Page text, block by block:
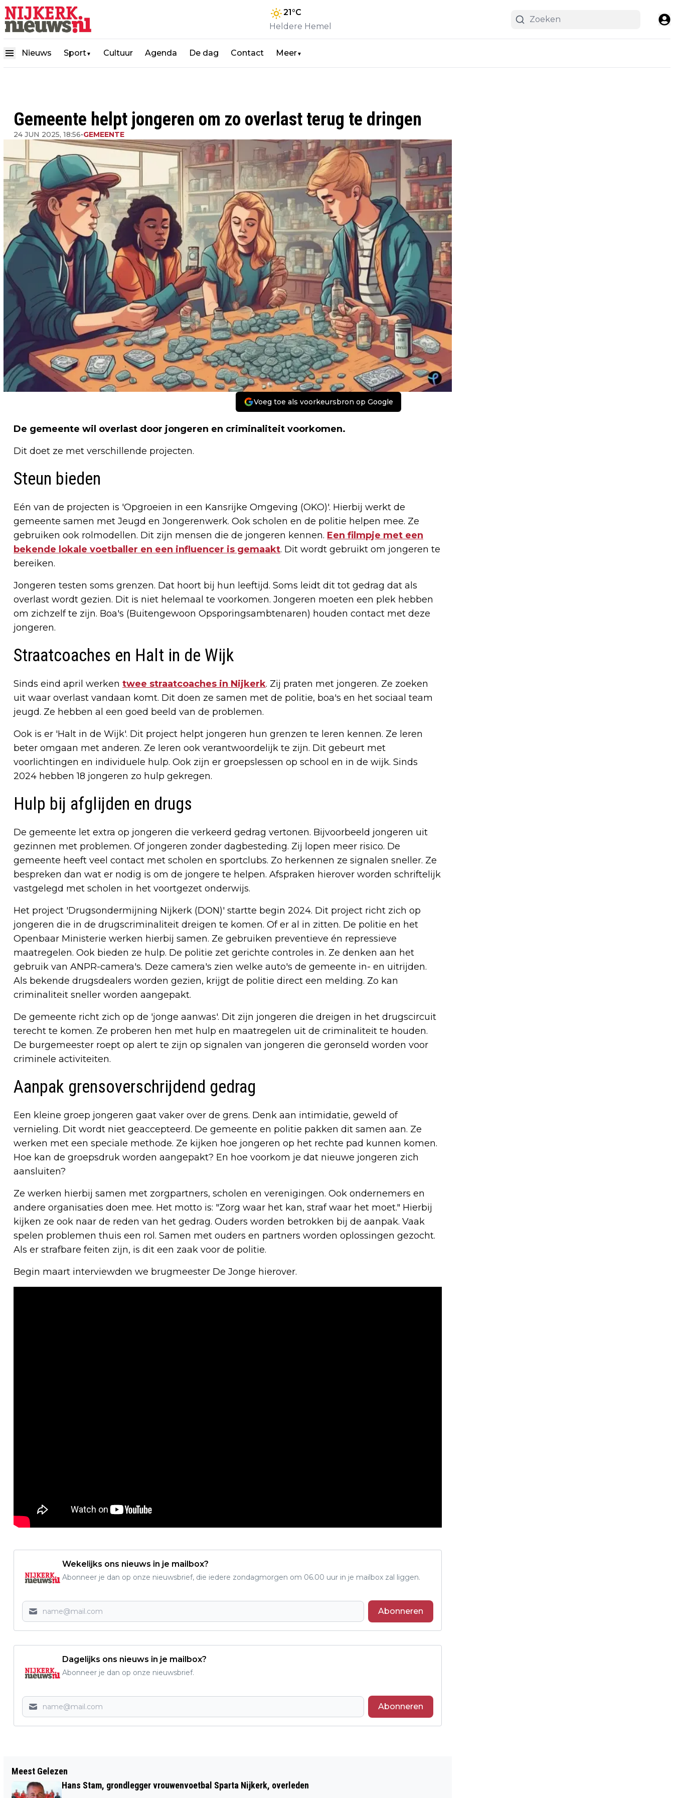
21°C
Heldere Hemel
Nieuws Sport▼ Cultuur Agenda De dag Contact Meer▼
Gemeente helpt jongeren om zo overlast terug te dringen
24 JUN 2025, 18:56•GEMEENTE
Voeg toe als voorkeursbron op Google
De gemeente wil overlast door jongeren en criminaliteit voorkomen.
Dit doet ze met verschillende projecten.
Steun bieden
Eén van de projecten is 'Opgroeien in een Kansrijke Omgeving (OKO)'. Hierbij werkt de
gemeente samen met Jeugd en Jongerenwerk. Ook scholen en de politie helpen mee. Ze
gebruiken ook rolmodellen. Dit zijn mensen die de jongeren kennen. Een filmpje met een
bekende lokale voetballer en een influencer is gemaakt. Dit wordt gebruikt om jongeren te
bereiken.
Jongeren testen soms grenzen. Dat hoort bij hun leeftijd. Soms leidt dit tot gedrag dat als
overlast wordt gezien. Dit is niet helemaal te voorkomen. Jongeren moeten een plek hebben
om zichzelf te zijn. Boa's (Buitengewoon Opsporingsambtenaren) houden contact met deze
jongeren.
Straatcoaches en Halt in de Wijk
Sinds eind april werken twee straatcoaches in Nijkerk. Zij praten met jongeren. Ze zoeken
uit waar overlast vandaan komt. Dit doen ze samen met de politie, boa's en het sociaal team
jeugd. Ze hebben al een goed beeld van de problemen.
Ook is er 'Halt in de Wijk'. Dit project helpt jongeren hun grenzen te leren kennen. Ze leren
beter omgaan met anderen. Ze leren ook verantwoordelijk te zijn. Dit gebeurt met
voorlichtingen en individuele hulp. Ook zijn er groepslessen op school en in de wijk. Sinds
2024 hebben 18 jongeren zo hulp gekregen.
Hulp bij afglijden en drugs
De gemeente let extra op jongeren die verkeerd gedrag vertonen. Bijvoorbeeld jongeren uit
gezinnen met problemen. Of jongeren zonder dagbesteding. Zij lopen meer risico. De
gemeente heeft veel contact met scholen en sportclubs. Zo herkennen ze signalen sneller. Ze
bespreken dan wat er nodig is om de jongere te helpen. Afspraken hierover worden schriftelijk
vastgelegd met scholen in het voortgezet onderwijs.
Het project 'Drugsondermijning Nijkerk (DON)' startte begin 2024. Dit project richt zich op
jongeren die in de drugscriminaliteit dreigen te komen. Of er al in zitten. De politie en het
Openbaar Ministerie werken hierbij samen. Ze gebruiken preventieve én repressieve
maatregelen. Ook bieden ze hulp. De politie zet gerichte controles in. Ze denken aan het
gebruik van ANPR-camera's. Deze camera's zien welke auto's de gemeente in- en uitrijden.
Als bekende drugsdealers worden gezien, krijgt de politie direct een melding. Zo kan
criminaliteit sneller worden aangepakt.
De gemeente richt zich op de 'jonge aanwas'. Dit zijn jongeren die dreigen in het drugscircuit
terecht te komen. Ze proberen hen met hulp en maatregelen uit de criminaliteit te houden.
De burgemeester roept op alert te zijn op signalen van jongeren die geronseld worden voor
criminele activiteiten.
Aanpak grensoverschrijdend gedrag
Een kleine groep jongeren gaat vaker over de grens. Denk aan intimidatie, geweld of
vernieling. Dit wordt niet geaccepteerd. De gemeente en politie pakken dit samen aan. Ze
werken met een speciale methode. Ze kijken hoe jongeren op het rechte pad kunnen komen.
Hoe kan de groepsdruk worden aangepakt? En hoe voorkom je dat nieuwe jongeren zich
aansluiten?
Ze werken hierbij samen met zorgpartners, scholen en verenigingen. Ook ondernemers en
andere organisaties doen mee. Het motto is: "Zorg waar het kan, straf waar het moet." Hierbij
kijken ze ook naar de reden van het gedrag. Ouders worden betrokken bij de aanpak. Vaak
spelen problemen thuis een rol. Samen met ouders en partners worden oplossingen gezocht.
Als er strafbare feiten zijn, is dit een zaak voor de politie.
Begin maart interviewden we brugmeester De Jonge hierover.
Wekelijks ons nieuws in je mailbox?
Abonneer je dan op onze nieuwsbrief, die iedere zondagmorgen om 06.00 uur in je mailbox zal liggen.
Abonneren
Dagelijks ons nieuws in je mailbox?
Abonneer je dan op onze nieuwsbrief.
Abonneren
AANPAK SNELWEGEN MOET VOOR
MINDER FILES ROND KNOOPPUNT
MILIEUCERTIFICAAT
Meest Gelezen
Hans Stam, grondlegger vrouwenvoetbal Sparta Nijkerk, overleden